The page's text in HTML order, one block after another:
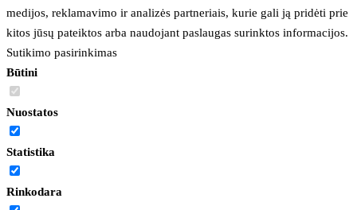
medijos, reklamavimo ir analizės partneriais, kurie gali ją pridėti prie
kitos jūsų pateiktos arba naudojant paslaugas surinktos informacijos.
Sutikimo pasirinkimas
Būtini
Nuostatos
Statistika
Rinkodara